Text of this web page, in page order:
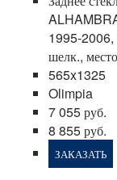
1995-
шелк.,
565x1325
Olimpia
7 055 руб.
8 855 руб.
ЗАКАЗАТЬ